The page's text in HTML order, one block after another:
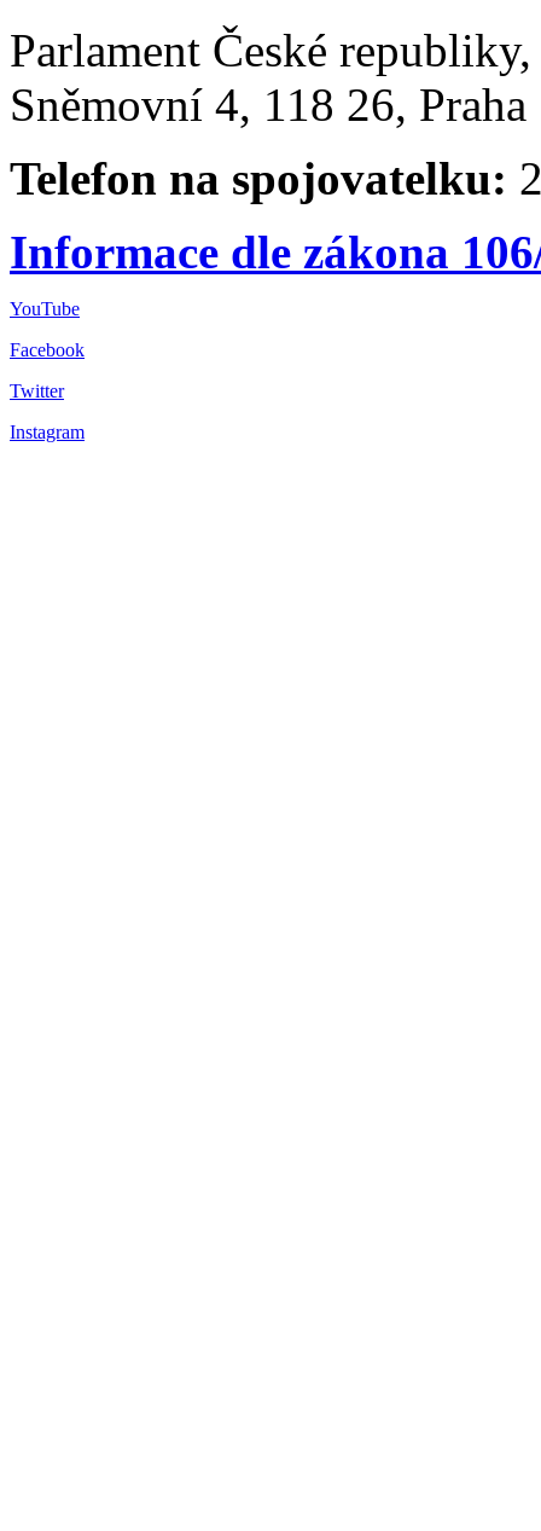
Parlament České
Sněmovní 4, 118 26,
Telefon na spojovatelku:
Informace dle zákona
YouTube
Facebook
Twitter
Instagram